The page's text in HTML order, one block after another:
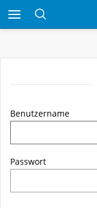
Benutzername
Passwort